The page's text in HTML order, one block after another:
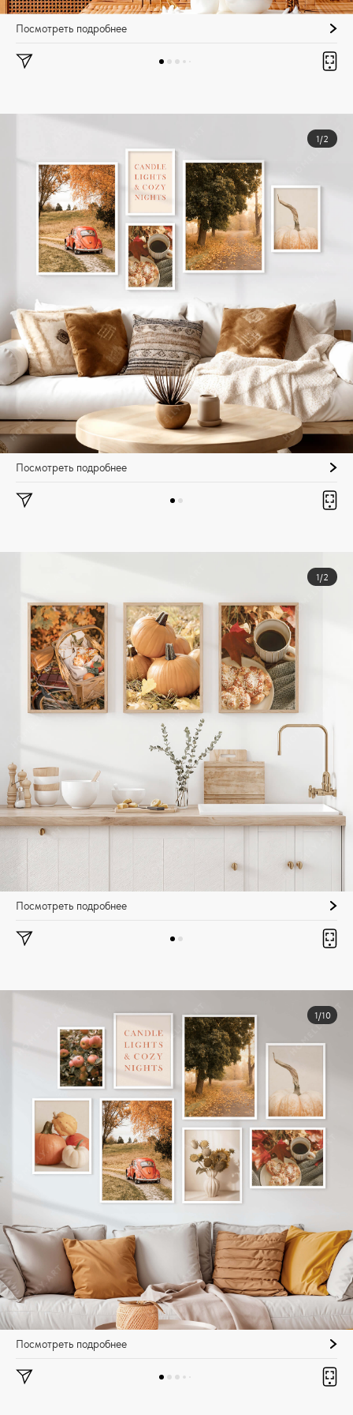
Посмотреть подробнее
1/2
Посмотреть подробнее
1/2
Посмотреть подробнее
1/10
Посмотреть подробнее